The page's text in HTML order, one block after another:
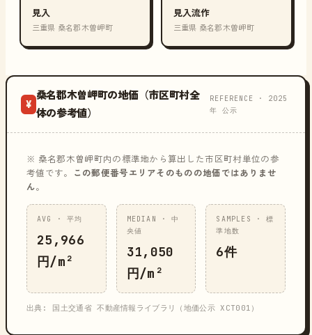
見入
三重県 桑名郡木曽岬町
見入流作
三重県 桑名郡木曽岬町
¥
桑名郡木曽岬町の地価（市区町村全
体の参考値）
REFERENCE · 2025
年 公示
※ 桑名郡木曽岬町内の標準地から算出した市区町村単位の参
考値です。
この郵便番号エリアそのものの地価ではありませ
ん。
AVG · 平均
25,966
円/m²
MEDIAN · 中
央値
31,050
円/m²
SAMPLES · 標
準地数
6件
出典: 国土交通省 不動産情報ライブラリ（地価公示 XCT001）